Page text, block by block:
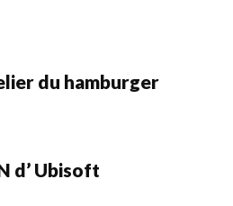
du hamburger
d’ Ubisoft